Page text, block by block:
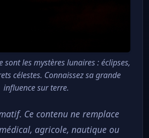
sont les mystères lunaires : éclipses,
célestes. Connaissez sa grande
influence sur terre.
Ce contenu ne remplace
agricole, nautique ou